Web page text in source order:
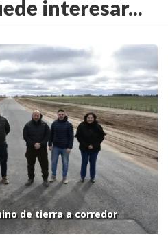
interesar...
de tierra a corredor